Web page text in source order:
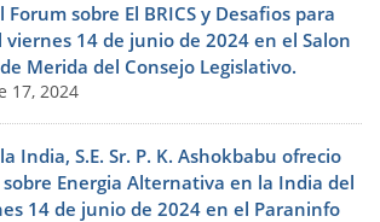
sobre El BRICS y Desafios para
14 de junio de 2024 en el Salon
Merida del Consejo Legislativo.
17, 2024
India, S.E. Sr. P. K. Ashokbabu ofrecio
Energia Alternativa en la India del
14 de junio de 2024 en el Paraninfo